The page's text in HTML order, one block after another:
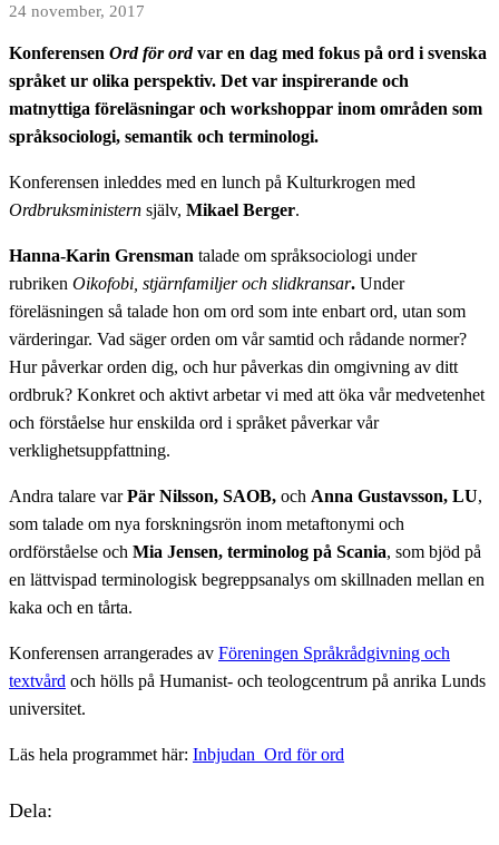
24 november, 2017
Konferensen Ord för ordvar en dag med fokus på ord i svenska
språket ur olika perspektiv. Det var inspirerande och
matnyttiga föreläsningar och workshoppar inom områden som
språksociologi, semantik och terminologi.
Konferensen inleddes med en lunch på Kulturkrogen med
Ordbruksministern själv, Mikael Berger.
Hanna-Karin Grensman talade om språksociologi under
rubriken Oikofobi, stjärnfamiljer och slidkransar. Under
föreläsningen så talade hon om ord som inte enbart ord, utan som
värderingar. Vad säger orden om vår samtid och rådande normer?
Hur påverkar orden dig, och hur påverkas din omgivning av ditt
ordbruk? Konkret och aktivt arbetar vi med att öka vår medvetenhet
och förståelse hur enskilda ord i språket påverkar vår
verklighetsuppfattning.
Andra talare varPär Nilsson, SAOB, och Anna Gustavsson, LU,
som talade om nya forskningsrön inom metaftonymi och
ordförståelse och Mia Jensen, terminolog på Scania, som bjöd på
en lättvispad terminologisk begreppsanalys om skillnaden mellan en
kaka och en tårta.
Konferensen arrangerades av Föreningen Språkrådgivning och
textvård och hölls på Humanist- och teologcentrum på anrika Lunds
universitet.
Läs hela programmet här: Inbjudan_Ord för ord
Dela: